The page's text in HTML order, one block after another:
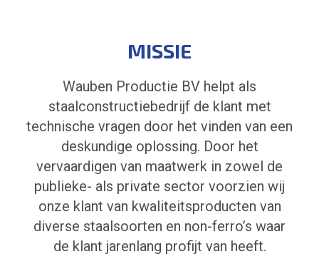
MISSIE
Wauben Productie BV helpt als
staalconstructiebedrijf de klant met
technische vragen door het vinden van een
deskundige oplossing. Door het
vervaardigen van maatwerk in zowel de
publieke- als private sector voorzien wij
onze klant van kwaliteitsproducten van
diverse staalsoorten en non-ferro’s waar
de klant jarenlang profijt van heeft.